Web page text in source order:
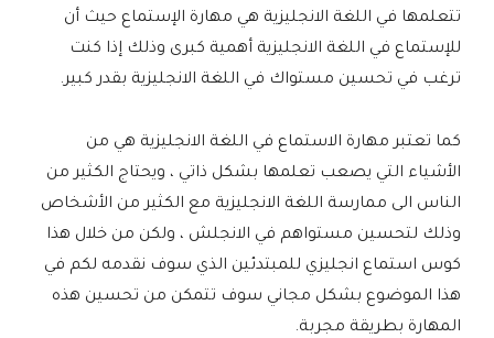
تتعلمها في اللغة الانجليزية هي مهارة الإستماع حيث أن
للإستماع في اللغة الانجليزية أهمية كبرى وذلك إذا كنت
ترغب في تحسين مستواك في اللغة الانجليزية بقدر كبير.
كما تعتبر مهارة الاستماع في اللغة الانجليزية هي من
الأشياء التي يصعب تعلمها بشكل ذاتي ، ويحتاج الكثير من
الناس الى ممارسة اللغة الانجليزية مع الكثير من الأشخاص
وذلك لتحسين مستواهم في الانجلش ، ولكن من خلال هذا
كوس استماع انجليزي للمبتدئين الذي سوف نقدمه لكم في
هذا الموضوع بشكل مجاني سوف تتمكن من تحسين هذه
المهارة بطريقة مجربة.